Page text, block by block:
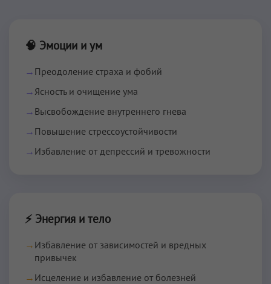
🧠 Эмоции и ум
→ Преодоление страха и фобий
→ Ясность и очищение ума
→ Высвобождение внутреннего гнева
→ Повышение стрессоустойчивости
→ Избавление от депрессий и тревожности
⚡ Энергия и тело
→ Избавление от зависимостей и вредных
привычек
→ Исцеление и избавление от болезней